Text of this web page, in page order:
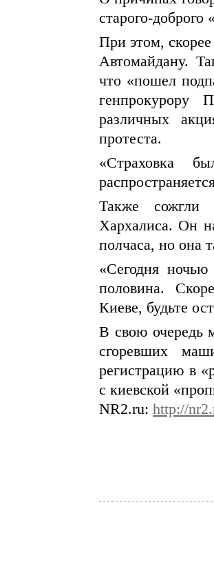
старого-
При этом,
Автомайдану.
что «пошел
генпрокурору
различных
протеста.
«Страховка
Также сожгли
Хархалиса. Он
полчаса, но она
«Сегодня
половина.
Киеве, будьте
В свою очередь
сгоревших
регистрацию в
с киевской
NR2.ru: http://